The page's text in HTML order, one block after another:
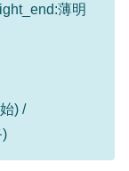
薄明
) /
)